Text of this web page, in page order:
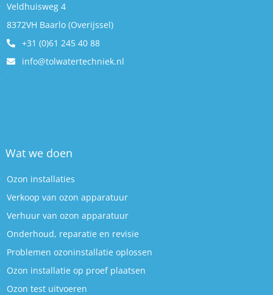
Veldhuisweg 4
8372VH Baarlo (Overijssel)
+31 (0)61 245 40 88
info@tolwatertechniek.nl
Wat we doen
Ozon installaties
Verkoop van ozon apparatuur
Verhuur van ozon apparatuur
Onderhoud, reparatie en revisie
Problemen ozoninstallatie oplossen
Ozon installatie op proef plaatsen
Ozon test uitvoeren